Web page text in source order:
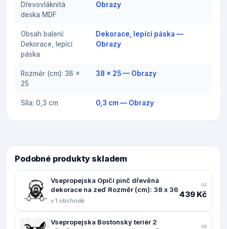
Dřevovláknitá
deska MDF
Obrazy
Obsah balení:
Dekorace, lepící
páska
Dekorace, lepící páska —
Obrazy
Rozměr (cm): 38 x
25
38 x 25 — Obrazy
Síla: 0,3 cm 0,3 cm — Obrazy
Podobné produkty skladem
Vsepropejska Opičí pinč dřevěná
dekorace na zeď Rozměr (cm): 38 x 36
v 1 obchodě
od
439 Kč
Vsepropejska Bostonský teriér 2
od